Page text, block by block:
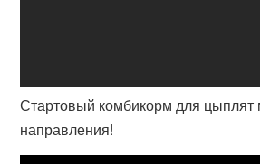
Стартовый комбикорм для цыплят
направления!